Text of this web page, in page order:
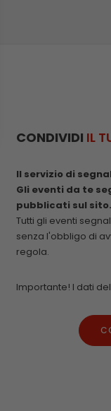
CONDIVIDI IL
Il servizio di
Gli eventi da te
pubblicati sul sito.
Tutti gli eventi
senza l'obbligo di
regola.
Importante! I dati